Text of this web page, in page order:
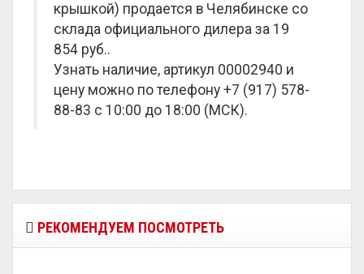
крышкой) продается в Челябинске со
склада официального дилера за 19
854 руб..
Узнать наличие, артикул 00002940 и
цену можно по телефону +7 (917) 578-
88-83 с 10:00 до 18:00 (МСК).
РЕКОМЕНДУЕМ ПОСМОТРЕТЬ